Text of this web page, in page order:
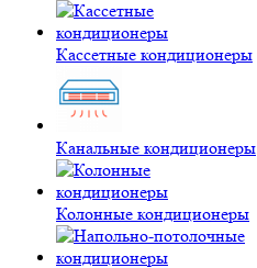
Кассетные кондиционеры
Канальные кондиционеры
Колонные кондиционеры